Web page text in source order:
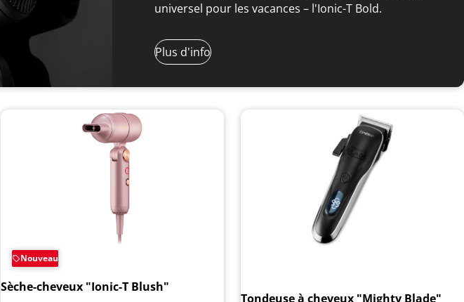
universel pour les vacances – l'Ionic-T Bold.
Plus d'info
Nouveau
Sèche-cheveux "Ionic-T Blush"
Tondeuse à cheveux "Mighty Blade"